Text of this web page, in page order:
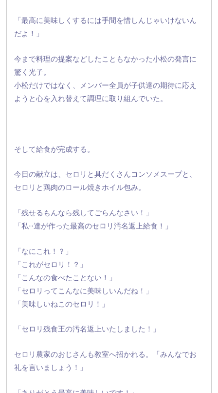
「最高に美味しくするには手間を惜しんじゃいけないん
だよ！」
今まで料理の提案などしたこともなかった小松の発言に
驚く光子。
小松だけではなく、
メンバー全員が子供達の期待に応え
ようと心を入れ替えて調理に取 り組んでいた。
そして給食が完成する。
今日の献立は、セロリと具だくさんコンソメスープと、
セロリと鶏肉のロール焼きホイル包み。
「残せるもんなら残してごらんなさい！」
「私⋅⋅達が作った最高のセロリ汚名返上給食！」
「なにこれ！？」
「これがセロリ！？」
「こんなの食べたことない！」
「セロリってこんなに美味しいんだね！」
「美味しいねこのセロリ！」
「セロリ残食王の汚名返上いたしました！」
セロリ農家のおじさんも教室へ招かれる。
「みんなでお
礼を言いましょう！」